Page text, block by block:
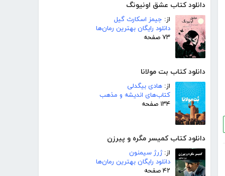
دانلود کتاب عشق اونیونگ
از: جیمز اسکارث گیل
دانلود رایگان بهترین رمان‌ها
۷۳ صفحه
دانلود کتاب بت مولانا
از: هادی بیگدلی
کتاب‌های اندیشه و مذهب
۱۳۴ صفحه
دانلود کتاب کمیسر مگره و پیرزن
از:ژرژ سیمنون
دانلود رایگان بهترین رمان‌ها
۴۲ صفحه